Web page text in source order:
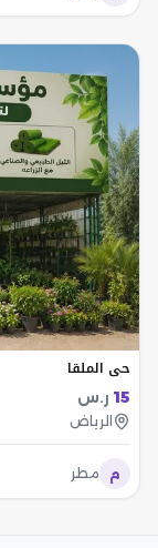
حي الملقا
15 ر.س
الرياض
م مطر